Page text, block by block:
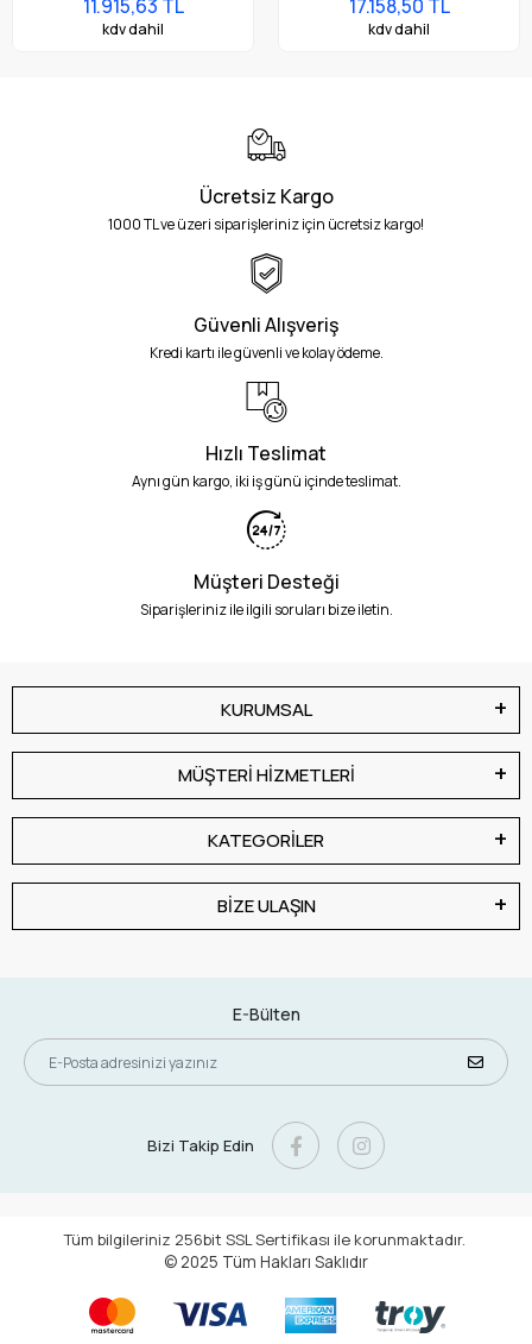
11.915,63 TL
kdv dahil
17.158,50 TL
kdv dahil
Ücretsiz Kargo
1000 TL ve üzeri siparişleriniz için ücretsiz kargo!
Güvenli Alışveriş
Kredi kartı ile güvenli ve kolay ödeme.
Hızlı Teslimat
Aynı gün kargo, iki iş günü içinde teslimat.
Müşteri Desteği
Siparişleriniz ile ilgili soruları bize iletin.
KURUMSAL
MÜŞTERİ HİZMETLERİ
KATEGORİLER
BİZE ULAŞIN
E-Bülten
Bizi Takip Edin
Tüm bilgileriniz 256bit SSL Sertifikası ile korunmaktadır.
© 2025 Tüm Hakları Saklıdır